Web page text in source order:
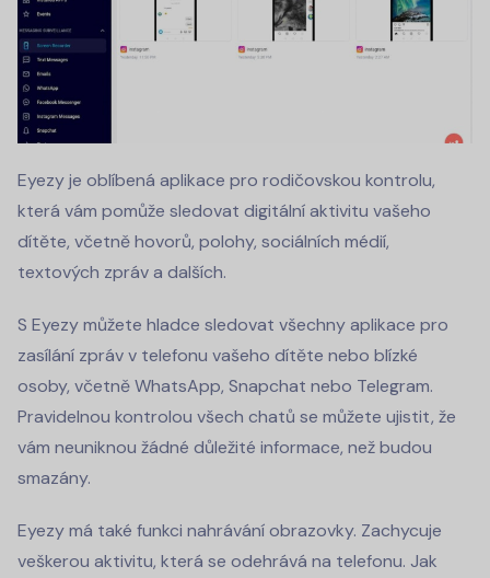
Eyezy je oblíbená aplikace pro rodičovskou kontrolu,
která vám pomůže sledovat digitální aktivitu vašeho
dítěte, včetně hovorů, polohy, sociálních médií,
textových zpráv a dalších.
S Eyezy můžete hladce sledovat všechny aplikace pro
zasílání zpráv v telefonu vašeho dítěte nebo blízké
osoby, včetně WhatsApp, Snapchat nebo Telegram.
Pravidelnou kontrolou všech chatů se můžete ujistit, že
vám neuniknou žádné důležité informace, než budou
smazány.
Eyezy má také funkci nahrávání obrazovky. Zachycuje
veškerou aktivitu, která se odehrává na telefonu. Jak